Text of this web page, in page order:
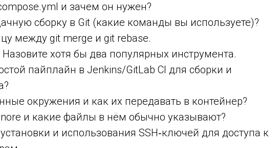
и зачем он нужен?
сборку в Git (какие команды вы используете)?
между git merge и git rebase.
Назовите хотя бы два популярных инструмента.
пайплайн в Jenkins/GitLab CI для сборки и
окружения и как их передавать в контейнер?
и какие файлы в нём обычно указывают?
и использования SSH‑ключей для доступа к